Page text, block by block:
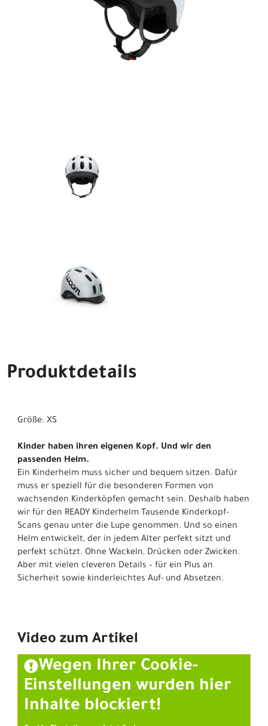
Produktdetails
Größe: XS
Kinder haben ihren eigenen Kopf. Und wir den
passenden Helm.
Ein Kinderhelm muss sicher und bequem sitzen. Dafür
muss er speziell für die besonderen Formen von
wachsenden Kinderköpfen gemacht sein. Deshalb haben
wir für den READY Kinderhelm Tausende Kinderkopf-
Scans genau unter die Lupe genommen. Und so einen
Helm entwickelt, der in jedem Alter perfekt sitzt und
perfekt schützt. Ohne Wackeln, Drücken oder Zwicken.
Aber mit vielen cleveren Details – für ein Plus an
Sicherheit sowie kinderleichtes Auf- und Absetzen.
Video zum Artikel
Wegen Ihrer Cookie-
Einstellungen wurden hier
Inhalte blockiert!